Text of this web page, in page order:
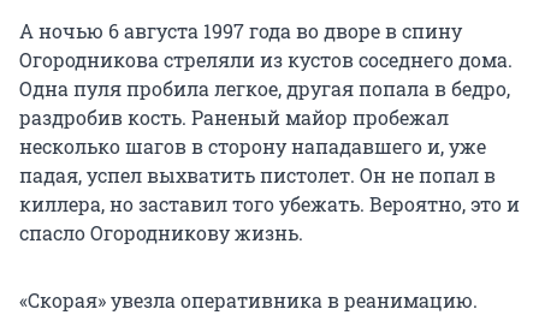
А ночью 6 августа 1997 года во дворе в спину
Огородникова стреляли из кустов соседнего дома.
Одна пуля пробила легкое, другая попала в бедро,
раздробив кость. Раненый майор пробежал
несколько шагов в сторону нападавшего и, уже
падая, успел выхватить пистолет. Он не попал в
киллера, но заставил того убежать. Вероятно, это и
спасло Огородникову жизнь.
«Скорая» увезла оперативника в реанимацию.